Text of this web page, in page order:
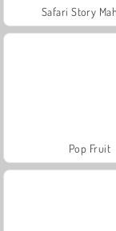
Safari Story
Pop Fruit